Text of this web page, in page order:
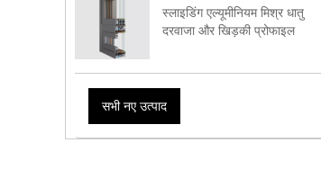
स्लाइडिंग एल्यूमीनियम मिश्र धातु
दरवाजा और खिड़की प्रोफाइल
सभी नए उत्पाद